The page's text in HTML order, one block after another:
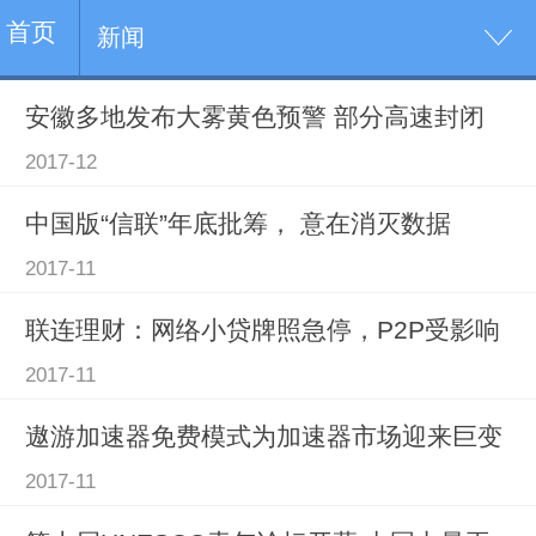
首页 新闻
安徽多地发布大雾黄色预警 部分高速封闭
2017-12
中国版“信联”年底批筹， 意在消灭数据
2017-11
联连理财：网络小贷牌照急停，P2P受影响
2017-11
遨游加速器免费模式为加速器市场迎来巨变
2017-11